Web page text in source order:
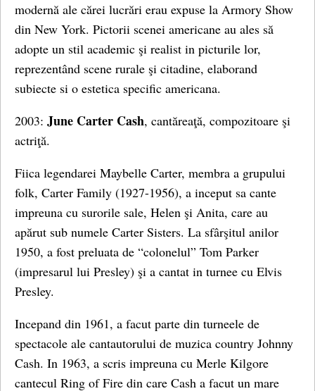
modernă ale cărei lucrări erau expuse la Armory Show
din New York. Pictorii scenei americane au ales să
adopte un stil academic şi realist in picturile lor,
reprezentând scene rurale şi citadine, elaborand
subiecte si o estetica specific americana.
2003: June Carter Cash, cantăreaţă, compozitoare şi
actriţă.
Fiica legendarei Maybelle Carter, membra a grupului
folk, Carter Family (1927-1956), a inceput sa cante
impreuna cu surorile sale, Helen şi Anita, care au
apărut sub numele Carter Sisters. La sfârşitul anilor
1950, a fost preluata de “colonelul” Tom Parker
(impresarul lui Presley) şi a cantat in turnee cu Elvis
Presley.
Incepand din 1961, a facut parte din turneele de
spectacole ale cantautorului de muzica country Johnny
Cash. In 1963, a scris impreuna cu Merle Kilgore
cantecul Ring of Fire din care Cash a facut un mare